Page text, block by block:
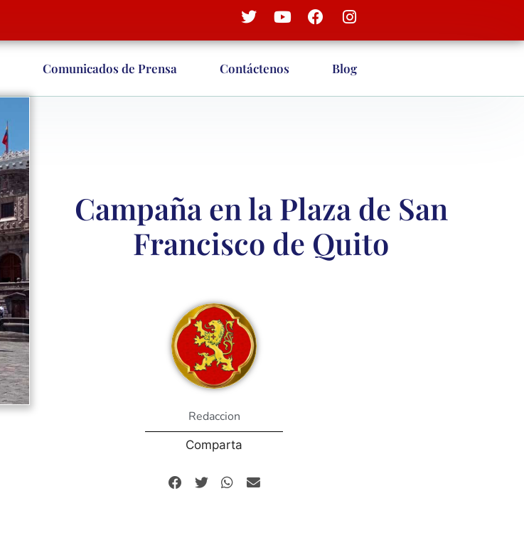
Comunicados de Prensa Contáctenos Blog
Campaña en la Plaza de San
Francisco de Quito
Redaccion
Comparta